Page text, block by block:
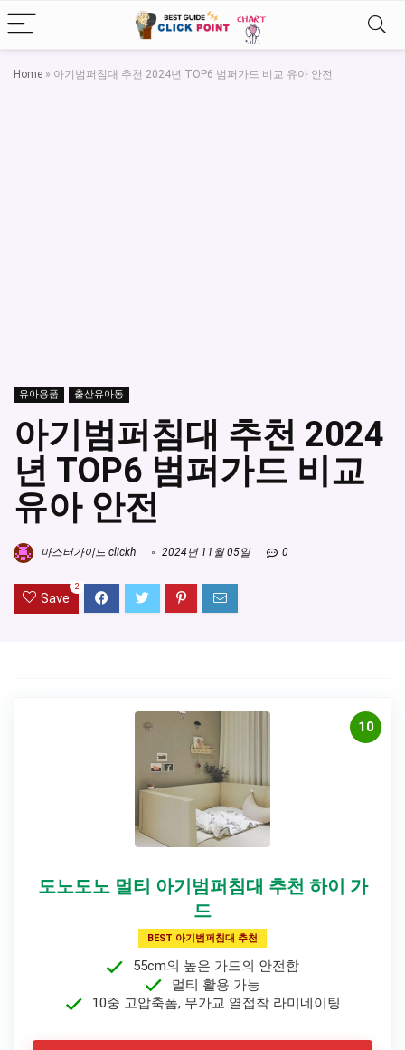
Home » 아기범퍼침대 추천 2024년 TOP6 범퍼가드 비교 유아 안전
유아용품 출산유아동
아기범퍼침대 추천 2024
년 TOP6 범퍼가드 비교
유아 안전
마스터가이드 clickh 2024년 11월 05일 0
Save
2
10
도노도노 멀티 아기범퍼침대 추천 하이 가
드
BEST 아기범퍼침대 추천
55cm의 높은 가드의 안전함
멀티 활용 가능
10중 고압축폼, 무가교 열접착 라미네이팅